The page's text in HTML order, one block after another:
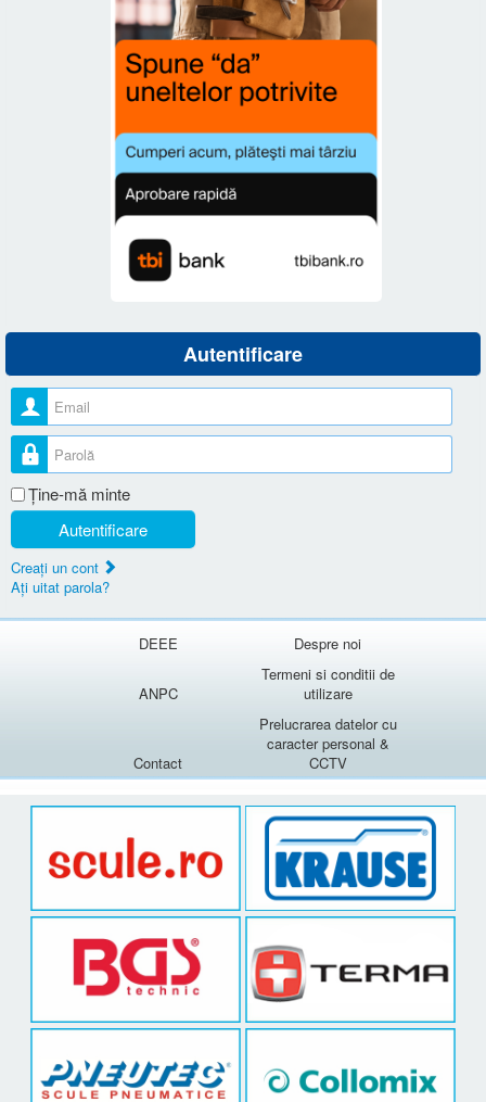
Autentificare
Nume utilizator
Parolă
Ţine-mă minte
Autentificare
Creaţi un cont
Aţi uitat parola?
DEEE Despre noi
ANPC
Termeni si conditii de
utilizare
Contact
Prelucrarea datelor cu
caracter personal &
CCTV